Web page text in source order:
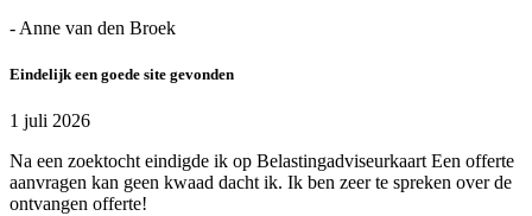
- Anne van den Broek
Eindelijk een goede site gevonden
1 juli 2026
Na een zoektocht eindigde ik op Belastingadviseurkaart Een offerte
aanvragen kan geen kwaad dacht ik. Ik ben zeer te spreken over de
ontvangen offerte!